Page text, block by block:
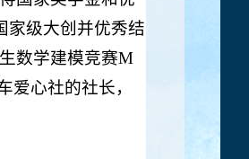
家级大创并优秀结
数学建模竞赛M
爱心社的社长，